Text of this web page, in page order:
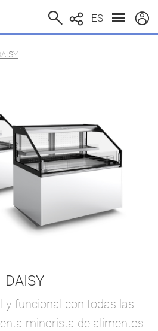
ES
DAISY
y funcional con todas las
minorista de alimentos